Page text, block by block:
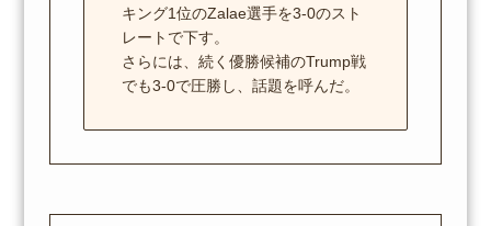
キング1位のZalae選手を3-0のスト
レートで下す。
さらには、続く優勝候補のTrump戦
でも3-0で圧勝し、話題を呼んだ。